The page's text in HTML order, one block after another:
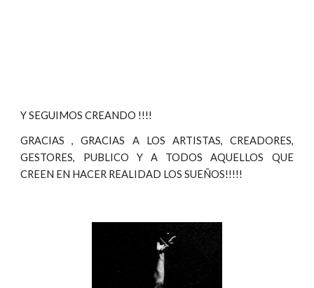
Y SEGUIMOS CREANDO !!!!
GRACIAS , GRACIAS A LOS ARTISTAS, CREADORES,
GESTORES, PUBLICO Y A TODOS AQUELLOS QUE
CREEN EN HACER REALIDAD LOS SUEÑOS!!!!!